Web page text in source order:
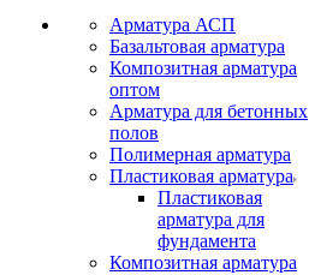
Арматура АСП
Базальтовая арматура
Композитная арматура
оптом
Арматура для бетонных
полов
Полимерная арматура
Пластиковая арматура
Пластиковая
арматура для
фундамента
Композитная арматура